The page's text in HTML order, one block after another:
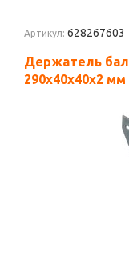
Артикул: 628267603
Держатель
290х40х40х2 мм